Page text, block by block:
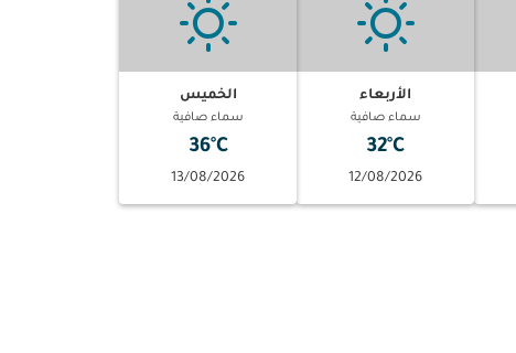
الأربعاء
سماء صافية
32°C
12/08/2026
الخميس
سماء صافية
36°C
13/08/2026